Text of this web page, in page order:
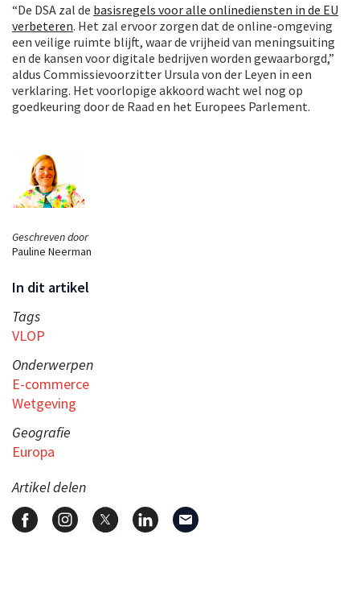
Geschreven door
Pauline Neerman
In dit artikel
Tags
VLOP
Onderwerpen
E-commerce
Wetgeving
Geografie
Europa
Artikel delen
“De DSA zal de basisregels voor alle onlinediensten in de EU
verbeteren. Het zal ervoor zorgen dat de online-omgeving
een veilige ruimte blijft, waar de vrijheid van meningsuiting
en de kansen voor digitale bedrijven worden gewaarborgd,”
aldus Commissievoorzitter Ursula von der Leyen in een
verklaring. Het voorlopige akkoord wacht wel nog op
goedkeuring door de Raad en het Europees Parlement.